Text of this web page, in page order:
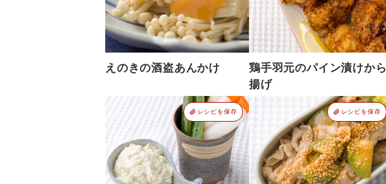
えのきの酒盗あんかけ
鶏手羽元のパイン漬けから
揚げ
レシピを保存 レシピを保存